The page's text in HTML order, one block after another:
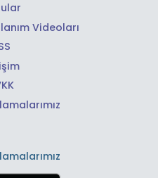
Videoları